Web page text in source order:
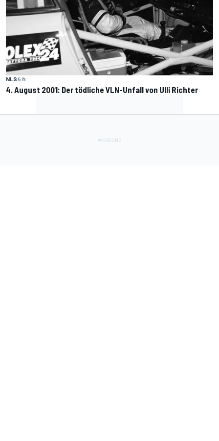
NLS4 h
4. August 2001: Der tödliche VLN-Unfall von Ulli Richter